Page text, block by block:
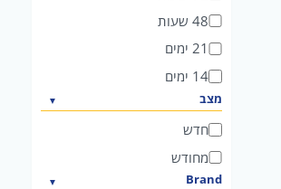
ח
48 שעות
21 ימים
14 ימים
מצב
חדש
מחודש
Brand